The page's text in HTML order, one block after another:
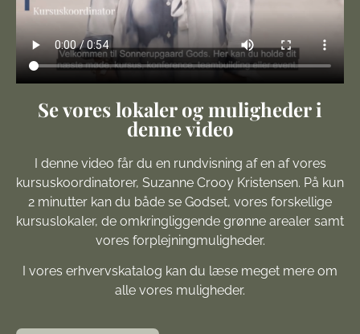
Se vores lokaler og muligheder i
denne video
I denne video får du en rundvisning af en af vores
kursuskoordinatorer, Suzanne Crooy Kristensen. På kun
2 minutter kan du både se Godset, vores forskellige
kursuslokaler, de omkringliggende grønne arealer samt
vores forplejningmuligheder.
I vores erhvervskatalog kan du læse meget mere om
alle vores muligheder.